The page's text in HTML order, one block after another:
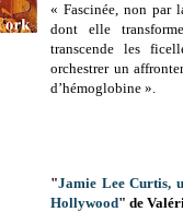
« Fascinée, non par
dont elle
transcende les
orchestrer un
d’hémoglobine ».
"Jamie Lee Curtis,
Hollywood" de